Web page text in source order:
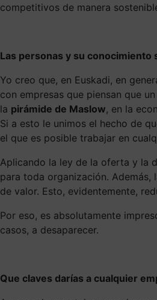
competitivos de manera
Las personas y su conocimiento
Yo creo que, en Euskadi, en
con empresas que piensan que
la pirámide de Maslow, en la
Si a esto le unimos el hecho de
el que es posible trabajar en
Aplicando la ley de la oferta y la
para toda organización.
de valor. Esto, evidentemente,
Por eso, es absolutamente
casos, a desaparecer.
Que claves darías a cualquier